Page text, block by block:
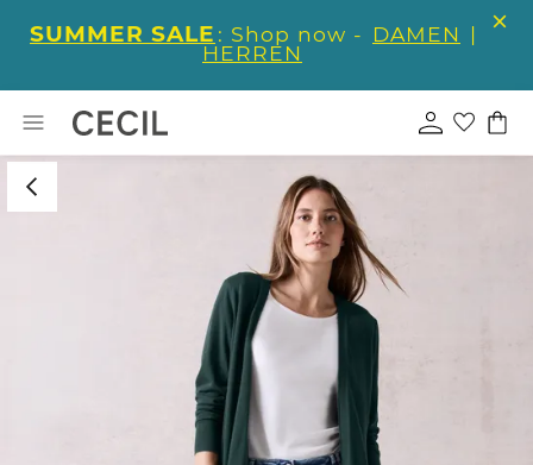
SUMMER SALE : Shop now - DAMEN |
HERREN